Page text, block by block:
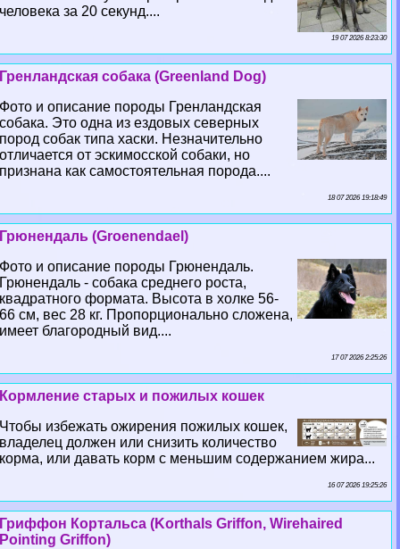
человека за 20 секунд....
19 07 2026 8:23:30
Гренландская собака (Greenland Dog)
Фото и описание породы Гренландская
собака. Это одна из ездовых северных
пород собак типа хаски. Незначительно
отличается от эскимосской собаки, но
признана как самостоятельная порода....
18 07 2026 19:18:49
Грюнендаль (Groenendael)
Фото и описание породы Грюнендаль.
Грюнендаль - собака среднего роста,
квадратного формата. Высота в холке 56-
66 см, вес 28 кг. Пропорционально сложена,
имеет благородный вид....
17 07 2026 2:25:26
Кормление старых и пожилых кошек
Чтобы избежать ожирения пожилых кошек,
владелец должен или снизить количество
корма, или давать корм с меньшим содержанием жира...
16 07 2026 19:25:26
Гриффон Кортальса (Korthals Griffon, Wirehaired
Pointing Griffon)